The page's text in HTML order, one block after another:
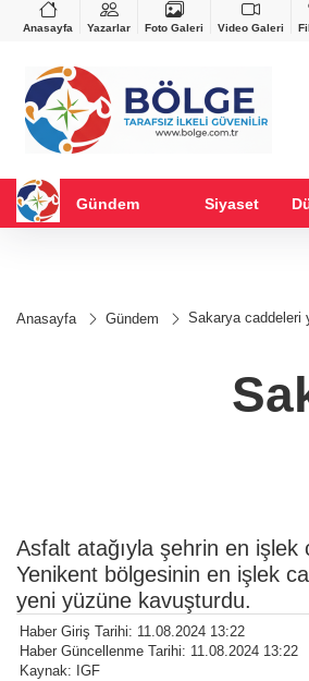
Anasayfa Yazarlar Foto Galeri Video Galeri
%-0,22
VND
0,0018
%0,32
Gündem Siyaset
Anasayfa Gündem Sakarya caddeleri
Asfalt atağıyla şehrin en
Yenikent bölgesinin en işlek
yeni yüzüne kavuşturdu.
Haber Giriş Tarihi: 11.08.2024 13:22
Haber Güncellenme Tarihi: 11.08.2024 13:22
Kaynak: IGF